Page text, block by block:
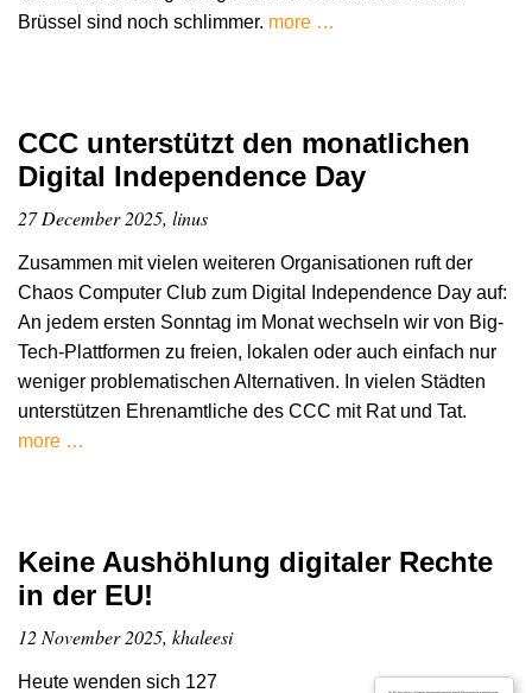
Brüssel sind noch schlimmer. more …
CCC unterstützt den monatlichen
Digital Independence Day
27 December 2025, linus
Zusammen mit vielen weiteren Organisationen ruft der
Chaos Computer Club zum Digital Independence Day auf:
An jedem ersten Sonntag im Monat wechseln wir von Big-
Tech-Plattformen zu freien, lokalen oder auch einfach nur
weniger problematischen Alternativen. In vielen Städten
unterstützen Ehrenamtliche des CCC mit Rat und Tat.
more …
Keine Aushöhlung digitaler Rechte
in der EU!
12 November 2025, khaleesi
Heute wenden sich 127